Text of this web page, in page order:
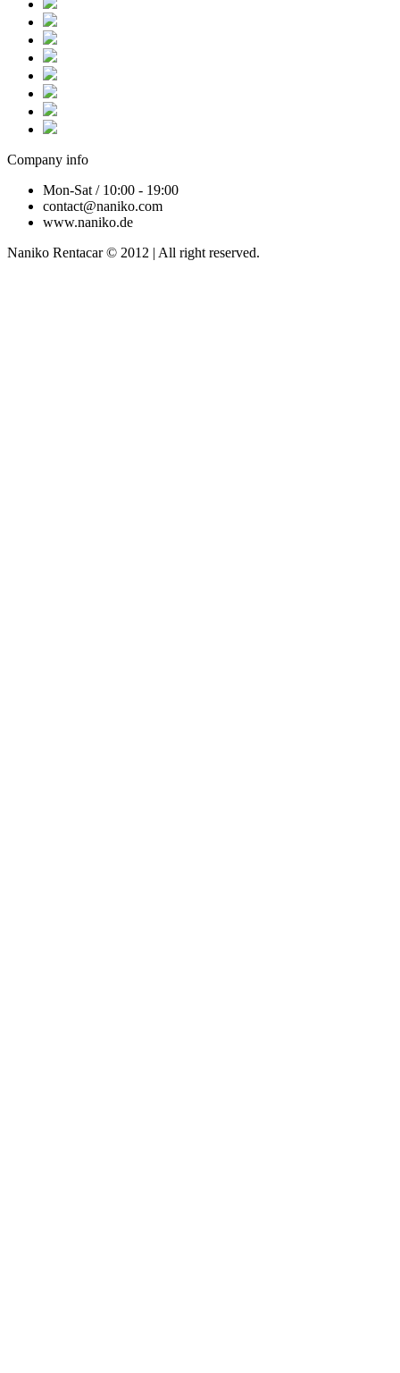
Company info
Mon-Sat / 10:00 - 19:00
contact@naniko.com
www.naniko.de
Naniko Rentacar © 2012 | All right reserved.